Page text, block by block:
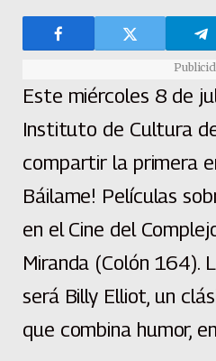
Este miércoles 8 de
Instituto de Cultura
compartir la primera
Báilame! Películas
en el Cine del
Miranda (Colón 164).
será Billy Elliot, un
que combina humor,